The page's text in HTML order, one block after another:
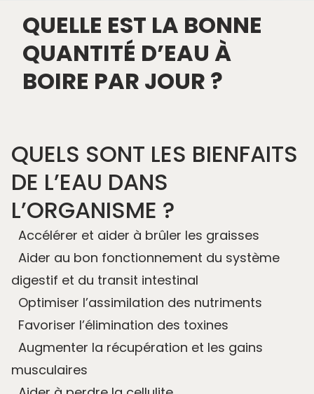
QUELLE EST LA BONNE
QUANTITÉ D’EAU À
BOIRE PAR JOUR ?
QUELS SONT LES BIENFAITS
DE L’EAU DANS
L’ORGANISME ?
Accélérer et aider à brûler les graisses
Aider au bon fonctionnement du système
digestif et du transit intestinal
Optimiser l’assimilation des nutriments
Favoriser l’élimination des toxines
Augmenter la récupération et les gains
musculaires